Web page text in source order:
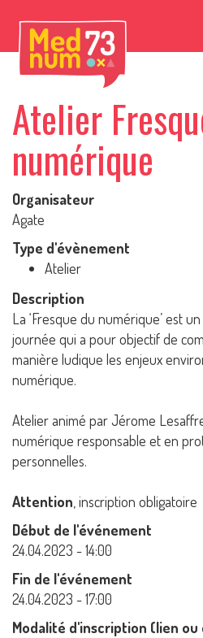
Atelier
numérique
Organisateur
Agate
Type d'évènement
Atelier
Description
La ‘Fresque du numérique’ est
journée qui a pour objectif de
manière ludique les enjeux
numérique.
Atelier animé par Jérome
numérique responsable et en
personnelles.
Attention , inscription obligatoire
Début de l'événement
24.04.2023 - 14:00
Fin de l'événement
24.04.2023 - 17:00
Modalité d'inscription (lien ou